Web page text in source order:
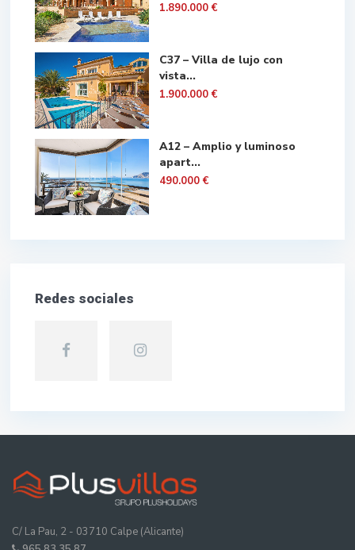
1.890.000 €
C37 – Villa de lujo con
vista...
1.900.000 €
A12 – Amplio y luminoso
apart...
490.000 €
Redes sociales
C/ La Pau, 2 - 03710 Calpe (Alicante)